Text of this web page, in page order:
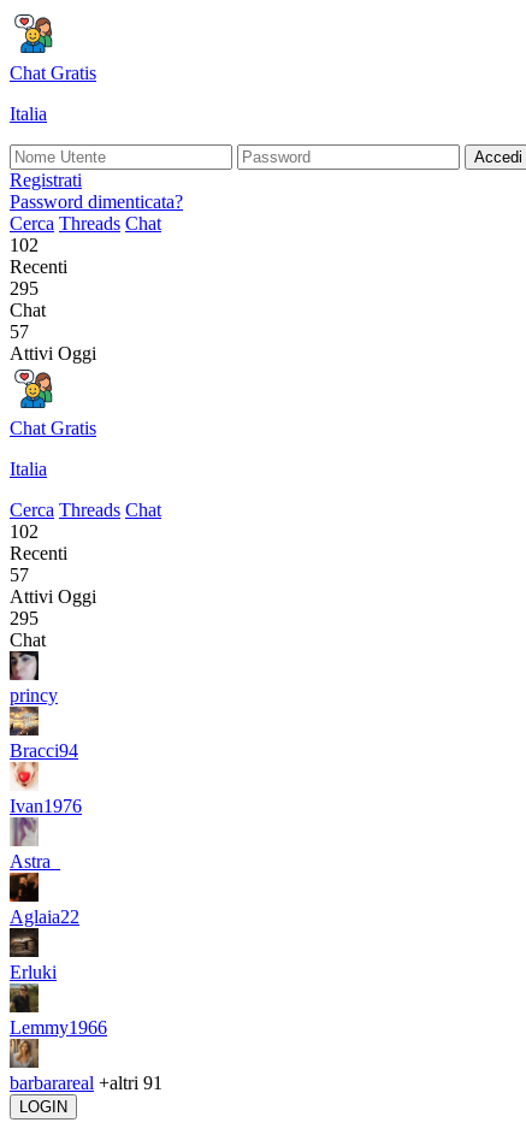
Chat Gratis
Italia
Accedi
Registrati
Password dimenticata?
Cerca Threads Chat
102
Recenti
295
Chat
57
Attivi Oggi
Chat Gratis
Italia
Cerca Threads Chat
102
Recenti
57
Attivi Oggi
295
Chat
princy
Bracci94
Ivan1976
Astra_
Aglaia22
Erluki
Lemmy1966
barbarareal +altri 91
LOGIN